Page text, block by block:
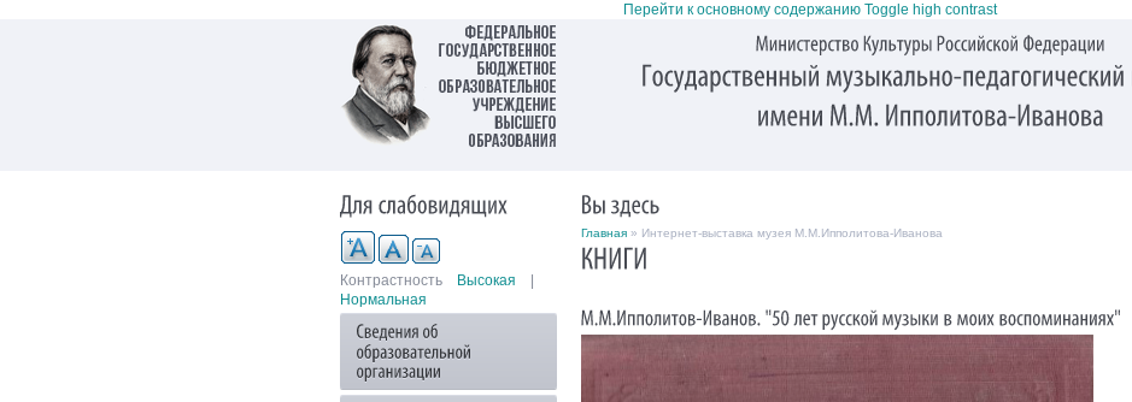
Перейти к основному содержанию Toggle high contrast
Контрастность Высокая
Нормальная
Главная » Интернет-выставка музея М.М.Ипполитова-Иванова